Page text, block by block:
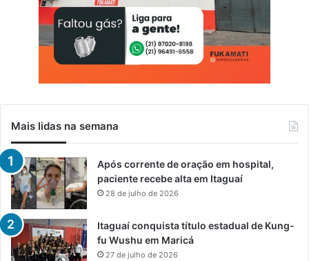
Mais lidas na semana
Após corrente de oração em hospital,
paciente recebe alta em Itaguaí
28 de julho de 2026
Itaguaí conquista título estadual de Kung-
fu Wushu em Maricá
27 de julho de 2026